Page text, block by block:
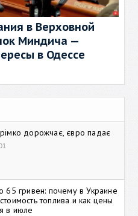
в Верховной
Миндича —
в Одессе
дорожчає, євро падає
65 гривен: почему в Украине
топлива и как цены
в июле